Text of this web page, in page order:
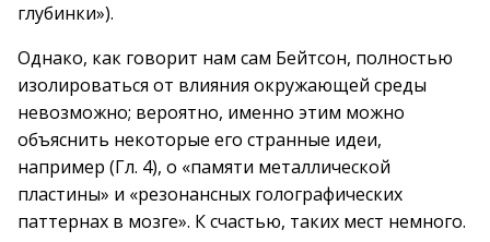
глубинки»).
Однако, как говорит нам сам Бейтсон, полностью
изолироваться от влияния окружающей среды
невозможно; вероятно, именно этим можно
объяснить некоторые его странные идеи,
например (Гл. 4), о «памяти металлической
пластины» и «резонансных голографических
паттернах в мозге». К счастью, таких мест немного.